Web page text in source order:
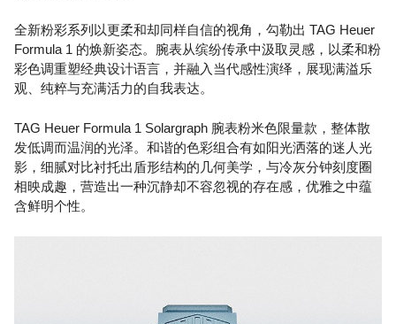
全新粉彩系列以更柔和却同样自信的视角，勾勒出 TAG Heuer
Formula 1 的焕新姿态。腕表从缤纷传承中汲取灵感，以柔和粉
彩色调重塑经典设计语言，并融入当代感性演绎，展现满溢乐
观、纯粹与充满活力的自我表达。
TAG Heuer Formula 1 Solargraph 腕表粉米色限量款，整体散
发低调而温润的光泽。和谐的色彩组合有如阳光洒落的迷人光
影，细腻对比衬托出盾形结构的几何美学，与冷灰分钟刻度圈
相映成趣，营造出一种沉静却不容忽视的存在感，优雅之中蕴
含鲜明个性。